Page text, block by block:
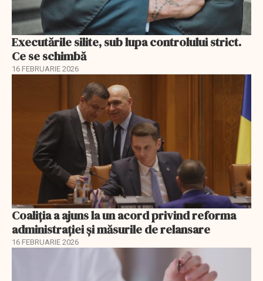
Executările silite, sub lupa controlului strict.
Ce se schimbă
16 FEBRUARIE 2026
Coaliția a ajuns la un acord privind reforma
administrației și măsurile de relansare
16 FEBRUARIE 2026